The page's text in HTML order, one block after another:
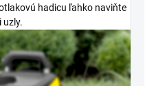
hadicu ľahko naviňte
uzly.